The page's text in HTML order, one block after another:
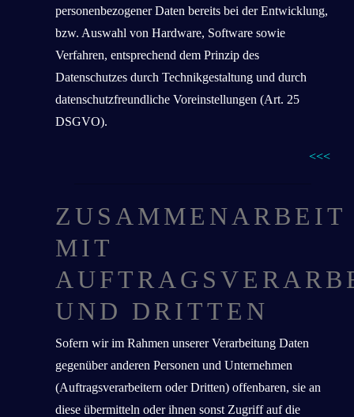
personenbezogener Daten bereits bei der Entwicklung,
bzw. Auswahl von Hardware, Software sowie
Verfahren, entsprechend dem Prinzip des
Datenschutzes durch Technikgestaltung und durch
datenschutzfreundliche Voreinstellungen (Art. 25
DSGVO).
<<<
ZUSAMMENARBEIT
MIT
UND DRITTEN
Sofern wir im Rahmen unserer Verarbeitung Daten
gegenüber anderen Personen und Unternehmen
(Auftragsverarbeitern oder Dritten) offenbaren, sie an
diese übermitteln oder ihnen sonst Zugriff auf die